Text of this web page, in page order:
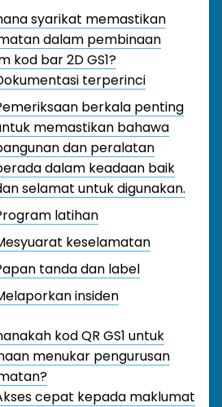
syarikat memastikan
dalam pembinaan
kod bar 2D GS1?
terperinci
berkala penting
memastikan bahawa
dan peralatan
dalam keadaan baik
selamat untuk digunakan.
latihan
keselamatan
tanda dan label
insiden
kod QR GS1 untuk
menukar pengurusan
cepat kepada maklumat